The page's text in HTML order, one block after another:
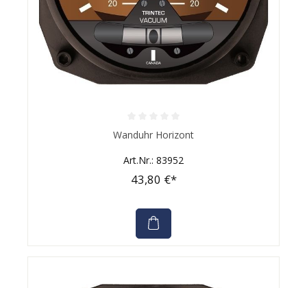
Durchschnittliche Bewertung von 0 von 5 Sternen
Wanduhr Horizont
Art.Nr.: 83952
43,80 €*